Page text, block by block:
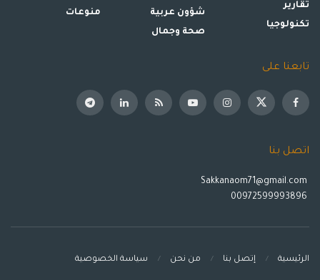
تقارير
تكنولوجيا
شؤون عربية
صحة وجمال
منوعات
تابعنا على
اتصل بنا
Sakkanaom71@gmail.com
الرئيسية إتصل بنا من نحن سياسة الخصوصية